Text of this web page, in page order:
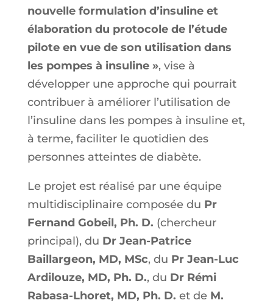
nouvelle formulation d’insuline et
élaboration du protocole de l’étude
pilote en vue de son utilisation dans
les pompes à insuline », vise à
développer une approche qui pourrait
contribuer à améliorer l’utilisation de
l’insuline dans les pompes à insuline et,
à terme, faciliter le quotidien des
personnes atteintes de diabète.
Le projet est réalisé par une équipe
multidisciplinaire composée du Pr
Fernand Gobeil, Ph. D. (chercheur
principal), du Dr Jean-Patrice
Baillargeon, MD, MSc, du Pr Jean-Luc
Ardilouze, MD, Ph. D., du Dr Rémi
Rabasa-Lhoret, MD, Ph. D. et de M.